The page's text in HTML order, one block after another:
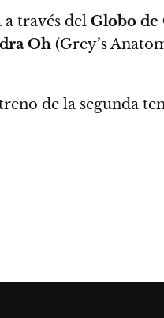
través del Globo de
Oh (Grey’s
de la segunda